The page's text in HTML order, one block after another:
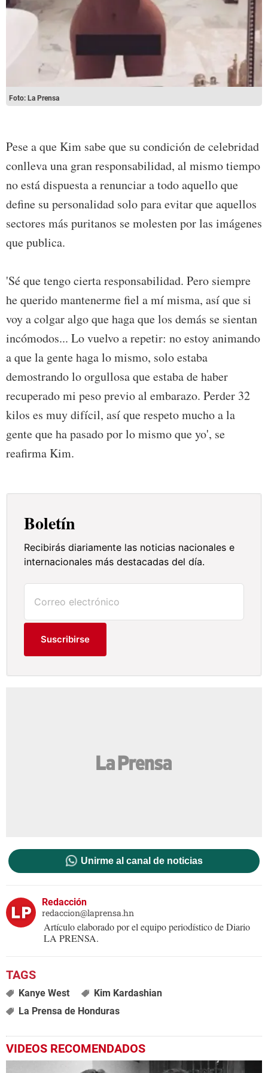
Foto: La Prensa
Pese a que Kim sabe que su condición de celebridad
conlleva una gran responsabilidad, al mismo tiempo
no está dispuesta a renunciar a todo aquello que
define su personalidad solo para evitar que aquellos
sectores más puritanos se molesten por las imágenes
que publica.
'Sé que tengo cierta responsabilidad. Pero siempre
he querido mantenerme fiel a mí misma, así que si
voy a colgar algo que haga que los demás se sientan
incómodos... Lo vuelvo a repetir: no estoy animando
a que la gente haga lo mismo, solo estaba
demostrando lo orgullosa que estaba de haber
recuperado mi peso previo al embarazo. Perder 32
kilos es muy difícil, así que respeto mucho a la
gente que ha pasado por lo mismo que yo', se
reafirma Kim.
Boletín
Recibirás diariamente las noticias nacionales e
internacionales más destacadas del día.
Suscribirse
Unirme al canal de noticias
Redacción
redaccion@laprensa.hn
Artículo elaborado por el equipo periodístico de Diario
LA PRENSA.
Kanye West
Kim Kardashian
La Prensa de Honduras
VIDEOS RECOMENDADOS